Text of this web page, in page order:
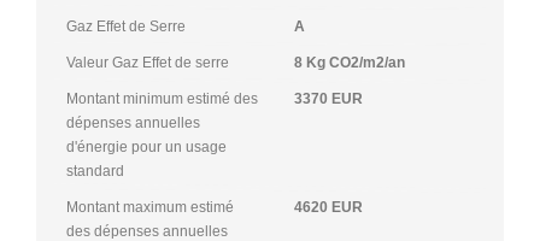
Gaz Effet de Serre A
Valeur Gaz Effet de serre 8 Kg CO2/m2/an
Montant minimum estimé des
dépenses annuelles
d'énergie pour un usage
standard
3370 EUR
Montant maximum estimé
des dépenses annuelles
4620 EUR